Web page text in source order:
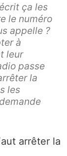
ça les
le numéro
appelle ?
à
leur
passe
la
les
arrêter la